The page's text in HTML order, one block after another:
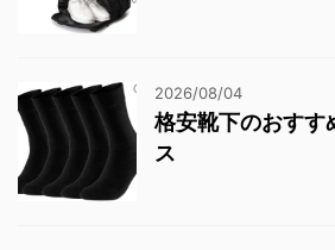
2026/08/04
格安靴下のおすす
ス